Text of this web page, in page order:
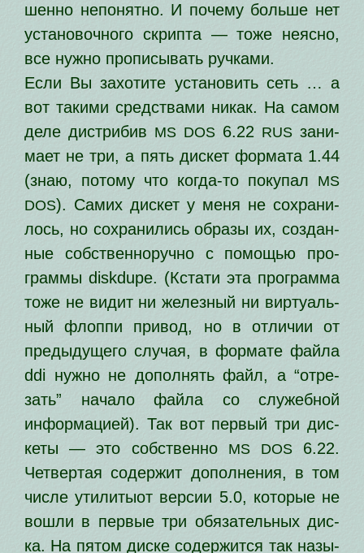
шен­но непо­нят­но. И поче­му боль­ше нет
уста­но­воч­но­го скрип­та — тоже неяс­но,
все нуж­но про­пи­сы­вать ручками.
Если Вы захо­ти­те уста­но­вить сеть … а
вот таки­ми сред­ства­ми никак. На самом
деле дис­три­бив MS DOS 6.22 RUS зани­
ма­ет не три, а пять дис­кет фор­ма­та 1.44
(знаю, пото­му что когда-то поку­пал MS
DOS). Самих дис­кет у меня не сохра­ни­
лось, но сохра­ни­лись обра­зы их, создан­
ные соб­ствен­но­руч­но с помо­щью про­
грам­мы diskdupe. (Кстати эта про­грам­ма
тоже не видит ни желез­ный ни вир­ту­аль­
ный флоп­пи при­вод, но в отли­чии от
преды­ду­ще­го слу­чая, в фор­ма­те фай­ла
ddi нуж­но не допол­нять файл, а “отре­
зать” нача­ло фай­ла со слу­жеб­ной
инфор­ма­ци­ей). Так вот пер­вый три дис­
ке­ты — это соб­ствен­но
MS DOS6.22.
Четвертая содер­жит допол­не­ния, в том
чис­ле ути­ли­ты­от вер­сии 5.0, кото­рые не
вошли в пер­вые три обя­за­тель­ных дис­
ка. На пятом дис­ке содер­жит­ся так назы­